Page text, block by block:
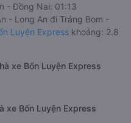
- Đồng Nai: 01:13
- Long An đi Trảng Bom -
Luyện Express khoảng: 2.8
xe Bốn Luyện Express
xe Bốn Luyện Express